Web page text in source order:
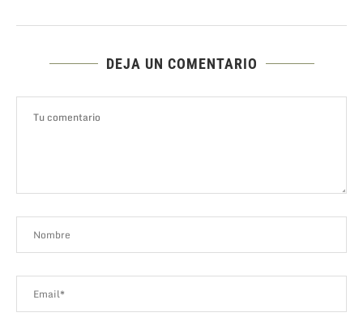
DEJA UN COMENTARIO